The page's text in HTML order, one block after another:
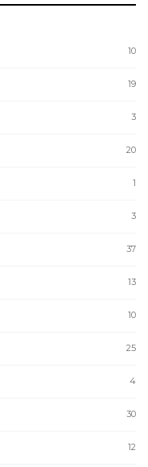
10
19
3
20
1
3
37
13
10
25
4
30
12